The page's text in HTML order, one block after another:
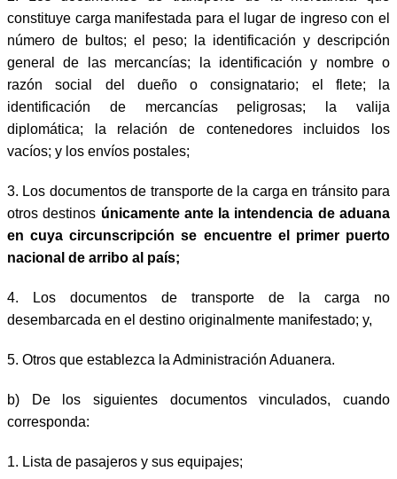
constituye carga manifestada para el lugar de ingreso con el
número de bultos; el peso; la identificación y descripción
general de las mercancías; la identificación y nombre o
razón social del dueño o consignatario; el flete; la
identificación de mercancías peligrosas; la valija
diplomática; la relación de contenedores incluidos los
vacíos; y los envíos postales;
3. Los documentos de transporte de la carga en tránsito para
otros destinos únicamente ante la intendencia de aduana
en cuya circunscripción se encuentre el primer puerto
nacional de arribo al país;
4. Los documentos de transporte de la carga no
desembarcada en el destino originalmente manifestado; y,
5. Otros que establezca la Administración Aduanera.
b)
De los siguientes documentos vinculados, cuando
corresponda:
1. Lista de pasajeros y sus equipajes;